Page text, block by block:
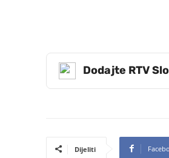
Dodajte RTV
Dijeliti